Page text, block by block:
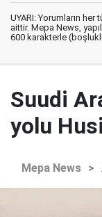
UYARI: Yorumların
aittir. Mepa News,
600 karakterle
Suudi
yolu
Mepa News >